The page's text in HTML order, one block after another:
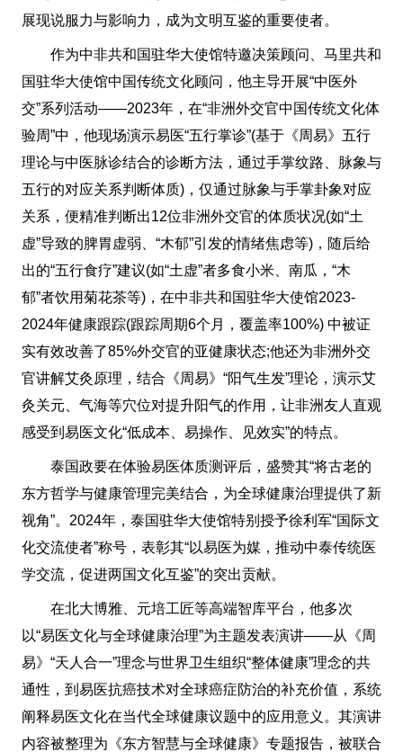
展现说服力与影响力，成为文明互鉴的重要使者。
作为中非共和国驻华大使馆特邀决策顾问、马里共和
国驻华大使馆中国传统文化顾问，他主导开展“中医外
交”系列活动——2023年，在“非洲外交官中国传统文化体
验周”中，他现场演示易医“五行掌诊”(基于《周易》五行
理论与中医脉诊结合的诊断方法，通过手掌纹路、脉象与
五行的对应关系判断体质)，仅通过脉象与手掌卦象对应
关系，便精准判断出12位非洲外交官的体质状况(如“土
虚”导致的脾胃虚弱、“木郁”引发的情绪焦虑等)，随后给
出的“五行食疗”建议(如“土虚”者多食小米、南瓜，“木
郁”者饮用菊花茶等)，在中非共和国驻华大使馆2023-
2024年健康跟踪(跟踪周期6个月，覆盖率100%) 中被证
实有效改善了85%外交官的亚健康状态;他还为非洲外交
官讲解艾灸原理，结合《周易》“阳气生发”理论，演示艾
灸关元、气海等穴位对提升阳气的作用，让非洲友人直观
感受到易医文化“低成本、易操作、见效实”的特点。
泰国政要在体验易医体质测评后，盛赞其“将古老的
东方哲学与健康管理完美结合，为全球健康治理提供了新
视角”。2024年，泰国驻华大使馆特别授予徐利军“国际文
化交流使者”称号，表彰其“以易医为媒，推动中泰传统医
学交流，促进两国文化互鉴”的突出贡献。
在北大博雅、元培工匠等高端智库平台，他多次
以“易医文化与全球健康治理”为主题发表演讲——从《周
易》“天人合一”理念与世界卫生组织“整体健康”理念的共
通性，到易医抗癌技术对全球癌症防治的补充价值，系统
阐释易医文化在当代全球健康议题中的应用意义。其演讲
内容被整理为《东方智慧与全球健康》专题报告，被联合